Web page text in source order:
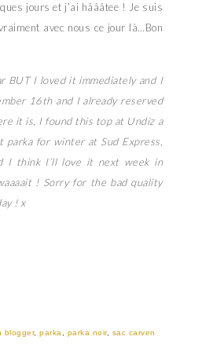
jours et j’ai hâââtee ! Je suis
avec nous ce jour là…Bon
BUT I loved it immediately and I
16th and I already reserved
it is, I found this top at Undiz a
for winter at Sud Express,
I think I’ll love it next week in
! Sorry for the bad quality
! x
blogger,parka parka noir, sac carven